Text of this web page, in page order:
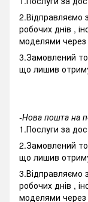
робочих днів ,
моделями через
3.Замовлений
що лишив
-Нова пошта на
1.Послуги за
2.Замовлений
що лишив
робочих днів ,
моделями через